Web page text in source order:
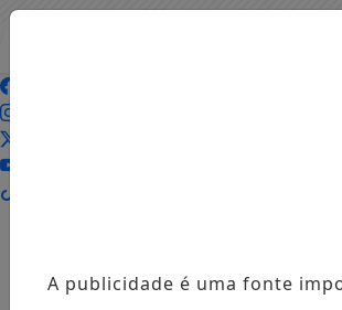
A publicidade é uma fonte